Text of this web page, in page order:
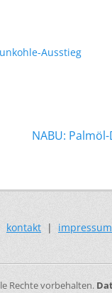
Ausstieg
NABU:
kontakt | impressum
Rechte vorbehalten.